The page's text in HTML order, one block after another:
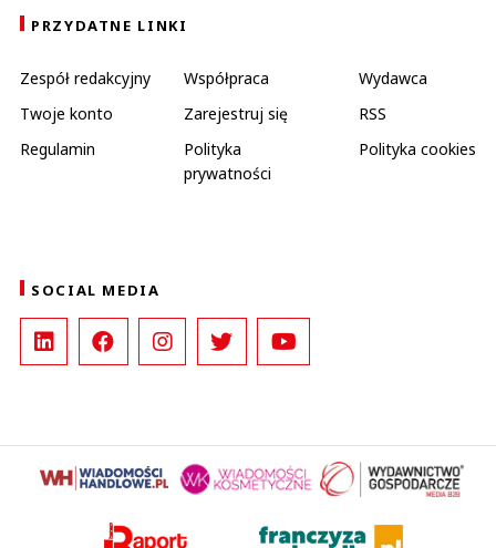
PRZYDATNE LINKI
Zespół redakcyjny Współpraca
Wydawca
Twoje konto
Zarejestruj się
RSS
Regulamin
Polityka
prywatności
Polityka cookies
SOCIAL MEDIA